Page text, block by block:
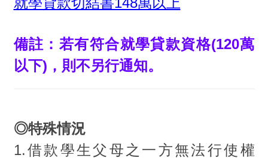
備註：若有符合就學貸款資格(120萬
以下)，則不另行通知。
◎特殊情況
1.借款學生父母之一方無法行使權